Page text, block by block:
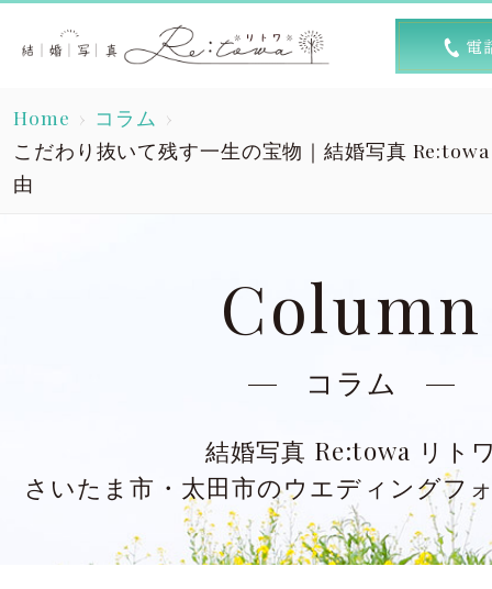
トップ
Top
洋装スタジオ
Dress studio
Kimono studio
太田店ギャラリー
Gallery
大宮
Home
コラム
こだわり抜いて残す一生の宝物｜結婚写真
由
Column
コラム
結婚写真 Re:towa リト
さいたま市・太田市のウエディングフ